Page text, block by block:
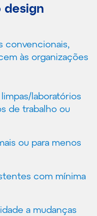
design
convencionais,
às organizações
laboratórios
de trabalho ou
ou para menos
com mínima
a mudanças